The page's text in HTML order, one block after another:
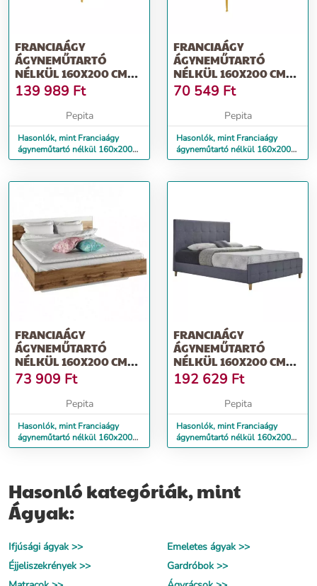
FRANCIAÁGY
ÁGYNEMŰTARTÓ
NÉLKÜL 160X200 CM
LT0158 RÓZSASZÍN
139 989 Ft
Pepita
Hasonlók, mint Franciaágy
ágyneműtartó nélkül 160x200
cm LT0158 rózsaszín
FRANCIAÁGY
ÁGYNEMŰTARTÓ
NÉLKÜL 160X200 CM
LT0229 ARANY
70 549 Ft
Pepita
Hasonlók, mint Franciaágy
ágyneműtartó nélkül 160x200
cm LT0229 arany
FRANCIAÁGY
ÁGYNEMŰTARTÓ
NÉLKÜL 160X200 CM
LT0144 TÖLGY WOTAN-
FEHÉR
73 909 Ft
Pepita
Hasonlók, mint Franciaágy
ágyneműtartó nélkül 160x200
cm LT0144 tölgy wotan-fehér
FRANCIAÁGY
ÁGYNEMŰTARTÓ
NÉLKÜL 160X200 CM
LT0118 SZÜRKE
192 629 Ft
Pepita
Hasonlók, mint Franciaágy
ágyneműtartó nélkül 160x200
cm LT0118 szürke
Hasonló kategóriák, mint
Ágyak:
Ifjúsági ágyak >>
Emeletes ágyak >>
Éjjeliszekrények >>
Gardróbok >>